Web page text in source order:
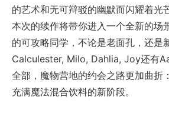
的艺术和无可辩驳的幽默而闪耀着光芒
本次的续作将带你进入一个全新的场
的可攻略同学，不论是老面孔，还是
Calculester, Milo, Dahlia, Joy还有
全部，魔物营地的约会之路更加曲折
充满魔法混合饮料的新阶段。